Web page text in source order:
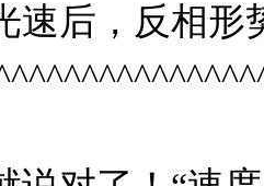
速后，反相形